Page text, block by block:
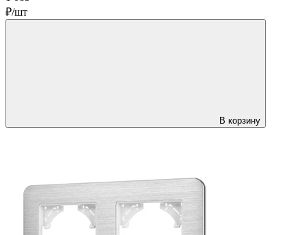
₽/шт
В корзину